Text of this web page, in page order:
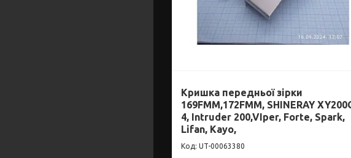
Кришка передньої зірки
169FMM,172FMM, SHINERAY
4, Intruder 200,VIper, Forte, Spark,
Lifan, Kayo,
UT-00063380